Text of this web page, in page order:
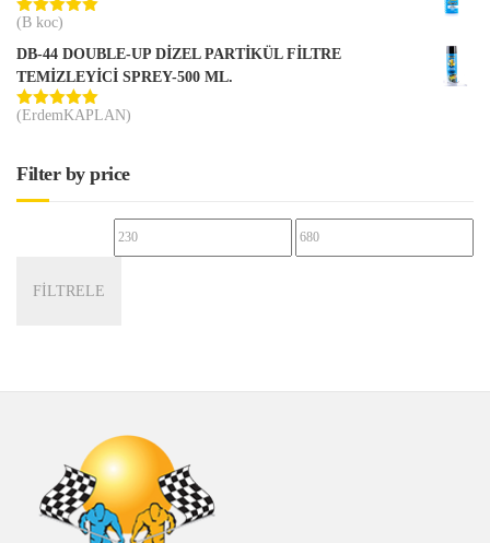
5 üzerinden
(B koc)
DB-44 DOUBLE-UP DİZEL PARTİKÜL FİLTRE
TEMİZLEYİCİ SPREY-500 ML.
5 üzerinden
(ErdemKAPLAN)
Filter by price
En En
FILTRELE